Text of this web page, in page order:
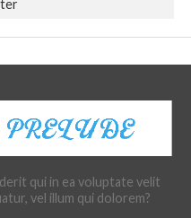
qui in ea voluptate velit
vel illum qui dolorem?